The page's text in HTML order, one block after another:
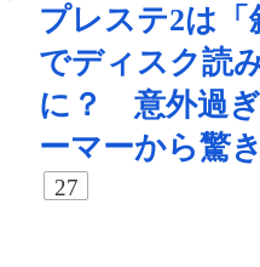
プレステ2は「
でディスク読
に？ 意外過
ーマーから驚
27